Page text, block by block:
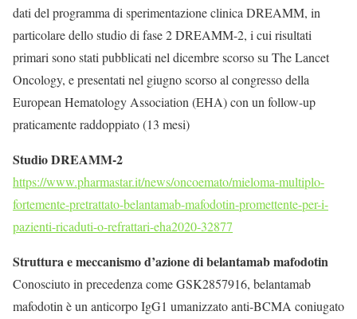
dati del programma di sperimentazione clinica DREAMM, in
particolare dello studio di fase 2 DREAMM-2, i cui risultati
primari sono stati pubblicati nel dicembre scorso su The Lancet
Oncology, e presentati nel giugno scorso al congresso della
European Hematology Association (EHA) con un follow-up
praticamente raddoppiato (13 mesi)
Studio DREAMM-2
https://www.pharmastar.it/news/oncoemato/mieloma-multiplo-
fortemente-pretrattato-belantamab-mafodotin-promettente-per-i-
pazienti-ricaduti-o-refrattari-eha2020-32877
Struttura e meccanismo d’azione di belantamab mafodotin
Conosciuto in precedenza come GSK2857916, belantamab
mafodotin è un anticorpo IgG1 umanizzato anti-BCMA coniugato